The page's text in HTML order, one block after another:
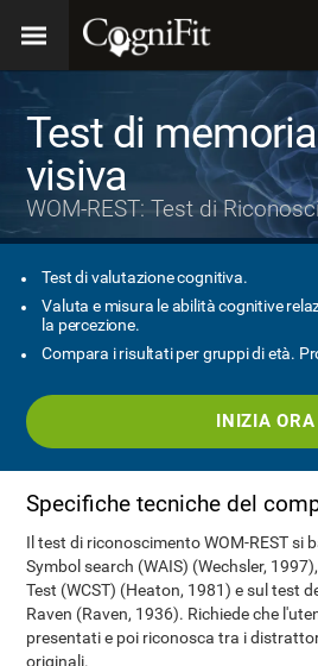
Test di memoria
visiva
WOM-REST: Test di
Test di valutazione cognitiva.
Valuta e misura le abilità cognitive
la percezione.
Compara i risultati per gruppi di età.
INIZIA ORA
Specifiche tecniche del
Il test di riconoscimento WOM-REST si
Symbol search (WAIS) (Wechsler,
Test (WCST) (Heaton, 1981) e sul test
Raven (Raven, 1936). Richiede che
presentati e poi riconosca tra i
originali.